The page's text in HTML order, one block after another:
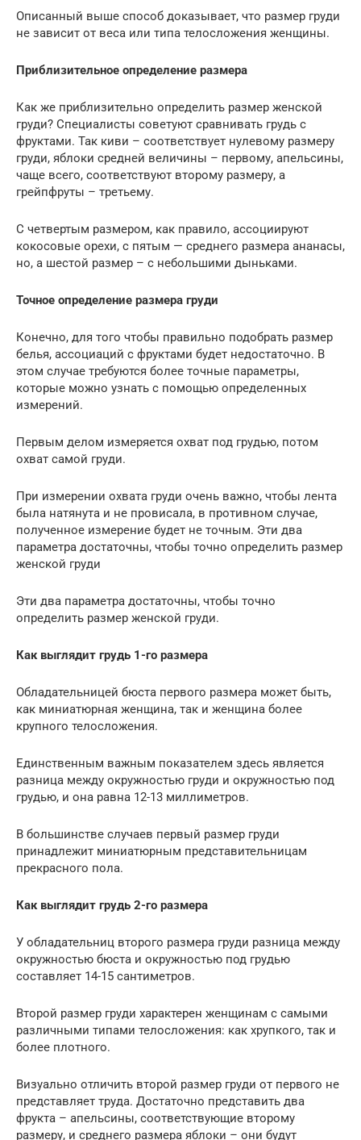
Описанный выше способ доказывает, что размер груди
не зависит от веса или типа телосложения женщины.
Приблизительное определение размера
Как же приблизительно определить размер женской
груди? Специалисты советуют сравнивать грудь с
фруктами. Так киви – соответствует нулевому размеру
груди, яблоки средней величины – первому, апельсины,
чаще всего, соответствуют второму размеру, а
грейпфруты – третьему.
С четвертым размером, как правило, ассоциируют
кокосовые орехи, с пятым — среднего размера ананасы,
но, а шестой размер – с небольшими дыньками.
Точное определение размера груди
Конечно, для того чтобы правильно подобрать размер
белья, ассоциаций с фруктами будет недостаточно. В
этом случае требуются более точные параметры,
которые можно узнать с помощью определенных
измерений.
Первым делом измеряется охват под грудью, потом
охват самой груди.
При измерении охвата груди очень важно, чтобы лента
была натянута и не провисала, в противном случае,
полученное измерение будет не точным. Эти два
параметра достаточны, чтобы точно определить размер
женской груди
Эти два параметра достаточны, чтобы точно
определить размер женской груди.
Как выглядит грудь 1-го размера
Обладательницей бюста первого размера может быть,
как миниатюрная женщина, так и женщина более
крупного телосложения.
Единственным важным показателем здесь является
разница между окружностью груди и окружностью под
грудью, и она равна 12-13 миллиметров.
В большинстве случаев первый размер груди
принадлежит миниатюрным представительницам
прекрасного пола.
Как выглядит грудь 2-го размера
У обладательниц второго размера груди разница между
окружностью бюста и окружностью под грудью
составляет 14-15 сантиметров.
Второй размер груди характерен женщинам с самыми
различными типами телосложения: как хрупкого, так и
более плотного.
Визуально отличить второй размер груди от первого не
представляет труда. Достаточно представить два
фрукта – апельсины, соответствующие второму
размеру, и среднего размера яблоки – они будут